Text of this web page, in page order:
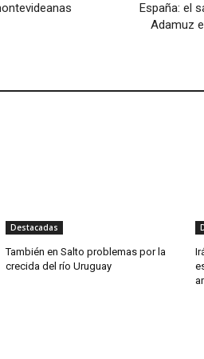
España: el
Adamuz
Destacadas
También en Salto problemas por la
crecida del río Uruguay